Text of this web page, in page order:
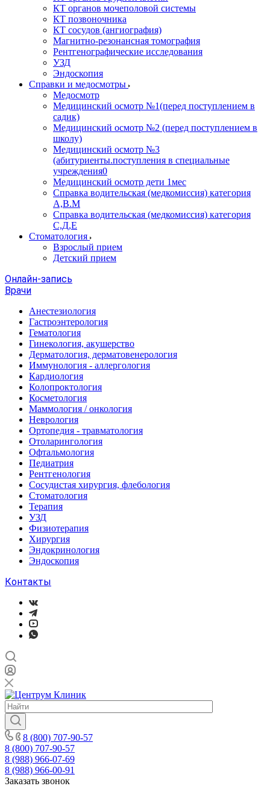
КТ органов мочеполовой системы
КТ позвоночника
КТ сосудов (ангиография)
Магнитно-резонансная томография
Рентгенографические исследования
УЗД
Эндоскопия
Справки и медосмотры
Медосмотр
Медицинский осмотр №1(перед поступлением в
садик)
Медицинский осмотр №2 (перед поступлением в
школу)
Медицинский осмотр №3
(абитуриенты.поступления в специальные
учреждения0
Медицинский осмотр дети 1мес
Справка водительская (медкомиссия) категория
А,В.М
Справка водительская (медкомиссия) категория
С,Д,Е
Стоматология
Взрослый прием
Детский прием
Онлайн-запись
Врачи
Анестезиология
Гастроэнтерология
Гематология
Гинекология, акушерство
Дерматология, дерматовенерология
Иммунология - аллергология
Кардиология
Колопроктология
Косметология
Маммология / онкология
Неврология
Ортопедия - травматология
Отоларингология
Офтальмология
Педиатрия
Рентгенология
Сосудистая хирургия, флебология
Стоматология
Терапия
УЗД
Физиотерапия
Хирургия
Эндокринология
Эндоскопия
Контакты
8 (800) 707-90-57
8 (800) 707-90-57
8 (988) 966-07-69
8 (988) 966-00-91
Заказать звонок